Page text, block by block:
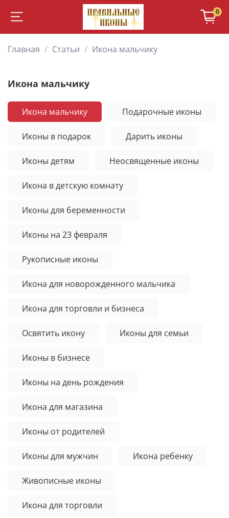
0
Главная Статьи Икона мальчику
Икона мальчику
Икона мальчику Подарочные иконы
Иконы в подарок Дарить иконы
Иконы детям Неосвященные иконы
Икона в детскую комнату
Иконы для беременности
Иконы на 23 февраля
Рукописные иконы
Икона для новорожденного мальчика
Икона для торговли и бизнеса
Освятить икону Иконы для семьи
Иконы в бизнесе
Иконы на день рождения
Икона для магазина
Иконы от родителей
Иконы для мужчин Икона ребенку
Живописные иконы
Икона для торговли